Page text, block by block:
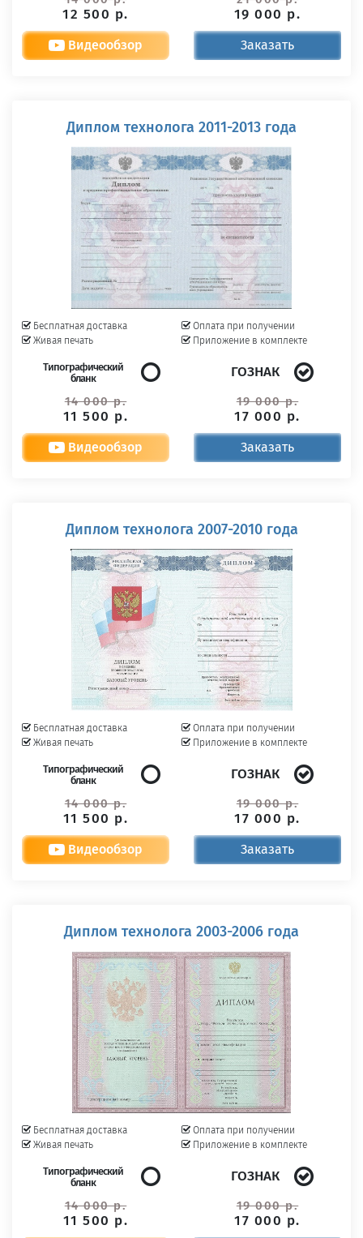
12 500 р. 19 000 р.
Видеообзор Заказать
Диплом технолога 2011-2013 года
Бесплатная доставка
Живая печать
Оплата при получении
Приложение в комплекте
Типографический
бланк
14 000 р.
11 500 р.
ГОЗНАК
19 000 р.
17 000 р.
Видеообзор Заказать
Диплом технолога 2007-2010 года
Бесплатная доставка
Живая печать
Оплата при получении
Приложение в комплекте
Типографический
бланк
14 000 р.
11 500 р.
ГОЗНАК
19 000 р.
17 000 р.
Видеообзор Заказать
Диплом технолога 2003-2006 года
Бесплатная доставка
Живая печать
Оплата при получении
Приложение в комплекте
Типографический
бланк
14 000 р.
11 500 р.
ГОЗНАК
19 000 р.
17 000 р.